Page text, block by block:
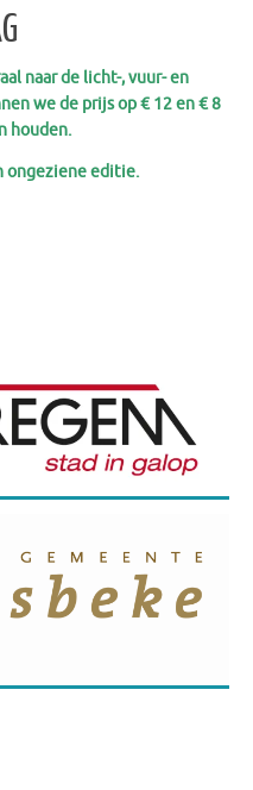
naar de licht-, vuur- en
we de prijs op € 12 en € 8
houden.
ongeziene editie.